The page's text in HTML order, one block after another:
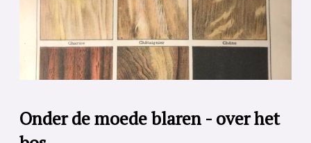
Onder de moede blaren - over het